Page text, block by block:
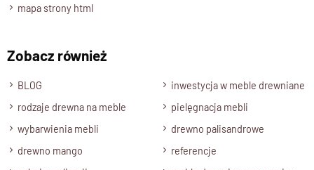
Półki, Wnęka
Wnęka wysokość 17 cm , długość 164 cm
szufladą, zabezpieczenia przed wysunięciem,
Wybarwienia, drewno -Opcje
mapa strony html
Zobacz również
BLOG
inwestycja w meble drewniane
rodzaje drewna na meble
pielęgnacja mebli
wybarwienia mebli
drewno palisandrowe
drewno mango
referencje